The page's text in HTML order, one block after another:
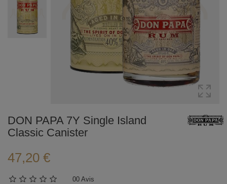
DON PAPA 7Y Single Island
Classic Canister
47,20 €
00 Avis